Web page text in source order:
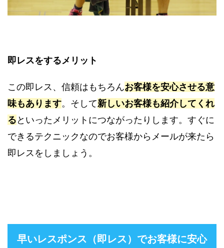
即レスをするメリット
この即レス、信頼はもちろんお客様を安心させる意
味もあります。そして新しいお客様も紹介してくれ
るといったメリットにつながったりします。すぐに
できるテクニックなのでお客様からメールが来たら
即レスをしましょう。
早いレスポンス（即レス）でお客様に安心